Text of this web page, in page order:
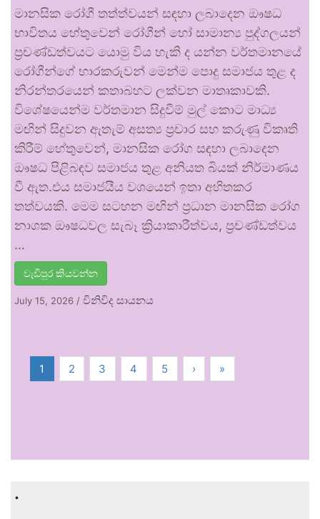
මානසික රෝගී තත්ත්වයන් සඳහා ලබාදෙන ඖෂධ
භාවිතය හේතුවෙන් රෝගීන් හෝ සාමාන්‍ය පුද්ගලයන්
ප්‍රචණ්ඩත්වයට යොමු විය හැකි ද යන්න වර්තමානයේ
රෝගීන්ගේ භාරකරුවන් මෙන්ම පොදු සමාජය තුළ ද
නිරන්තරයෙන් කතාබහට ලක්වන මාතෘකාවකි.
විශේෂයෙන්ම වර්තමාන සිදුවීම් මුල් කොට මාධ්‍ය
මඟින් සිදුවන ඇතැම් අසත්‍ය ප්‍රචාර සහ කරුණු විකෘති
කිරීම් හේතුවෙන්, මානසික රෝග සඳහා ලබාදෙන
ඖෂධ පිළිබඳව සමාජය තුළ අනියත බියක් නිර්මාණය
වී ඇත.එය සමාජයීය වශයෙන් ඉතා අහිතකර
තත්වයකි. මෙම සටහන මඟින් ප්‍රධාන මානසික රෝග
නාශක ඖෂධවල සැබෑ ක්‍රියාකාරීත්වය, ප්‍රචණ්ඩත්වය
…
වැඩිපුර කියවන්න
July 15, 2026 / විනිවිද සායනය
1 2 3 4 5 › »
.